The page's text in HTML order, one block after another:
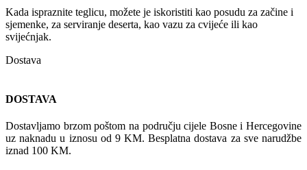
Kada ispraznite teglicu, možete je iskoristiti kao posudu za začine i
sjemenke, za serviranje deserta, kao vazu za cvijeće ili kao
svijećnjak.
Dostava
DOSTAVA
Dostavljamo brzom poštom na području cijele Bosne i Hercegovine
uz naknadu u iznosu od 9 KM. Besplatna dostava za sve narudžbe
iznad 100 KM.